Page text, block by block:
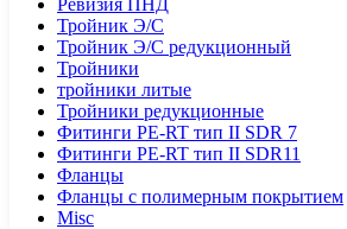
Ревизия ПНД
Тройник Э/С
Тройник Э/С редукционный
Тройники
тройники литые
Тройники редукционные
Фитинги PE-RT тип II SDR 7
Фитинги PE-RT тип II SDR11
Фланцы
Фланцы с полимерным покрытием
Misc